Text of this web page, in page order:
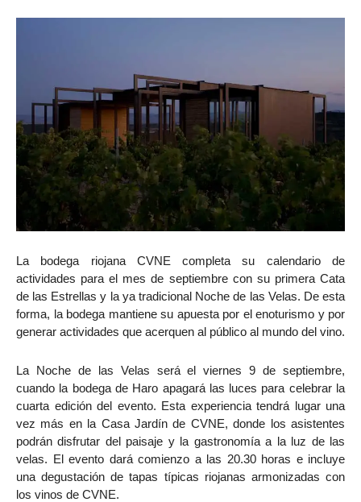
La bodega riojana CVNE completa su calendario de
actividades para el mes de septiembre con su primera Cata
de las Estrellas y la ya tradicional Noche de las Velas. De esta
forma, la bodega mantiene su apuesta por el enoturismo y por
generar actividades que acerquen al público al mundo del vino.
La Noche de las Velas será el viernes 9 de septiembre,
cuando la bodega de Haro apagará las luces para celebrar la
cuarta edición del evento. Esta experiencia tendrá lugar una
vez más en la Casa Jardín de CVNE, donde los asistentes
podrán disfrutar del paisaje y la gastronomía a la luz de las
velas. El evento dará comienzo a las 20.30 horas e incluye
una degustación de tapas típicas riojanas armonizadas con
los vinos de CVNE.